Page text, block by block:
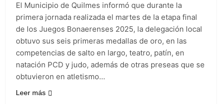
El Municipio de Quilmes informó que durante la
primera jornada realizada el martes de la etapa final
de los Juegos Bonaerenses 2025, la delegación local
obtuvo sus seis primeras medallas de oro, en las
competencias de salto en largo, teatro, patín, en
natación PCD y judo, además de otras preseas que se
obtuvieron en atletismo…
Leer más